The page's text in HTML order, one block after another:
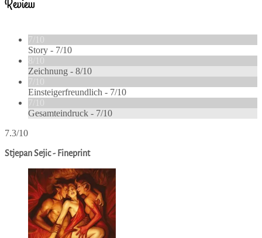
Review
7/10
Story - 7/10
8/10
Zeichnung - 8/10
7/10
Einsteigerfreundlich - 7/10
7/10
Gesamteindruck - 7/10
7.3/10
Stjepan Sejic - Fineprint